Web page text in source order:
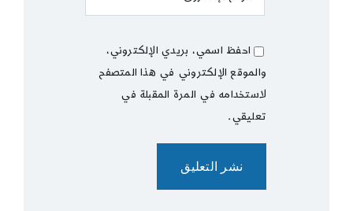
احفظ اسمي، بريدي الإلكتروني،
والموقع الإلكتروني في هذا المتصفح
لاستخدامه في المرة المقبلة في
تعليقي.